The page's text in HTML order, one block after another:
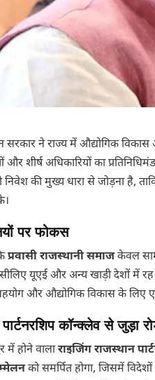
सरकार ने राज्य में औद्योगिक
और शीर्ष अधिकारियों का
निवेश की मुख्य धारा से जोड़ना है,
पर फोकस
प्रवासी राजस्थानी समाजकेवल
यूएई और अन्य खाड़ी देशों में रह
और औद्योगिक विकास के
कॉन्क्लेव से जुड़ा
में होने वालाराइजिंग राजस्थान
को समर्पित होगा, जिसमें